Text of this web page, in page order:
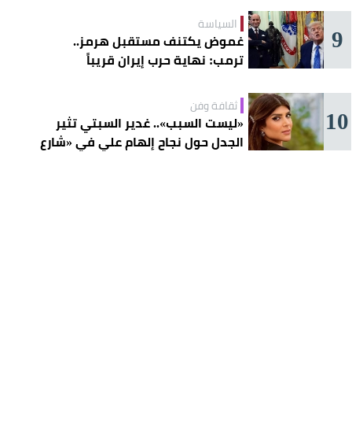
9 السياسة
غموض يكتنف مستقبل هرمز..
ترمب: نهاية حرب إيران قريباً
10 ثقافة وفن
«ليست السبب».. غدير السبتي تثير
الجدل حول نجاح إلهام علي في «شارع